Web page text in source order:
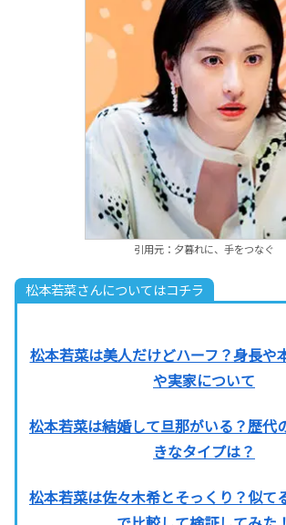
引用元：夕暮れに、手をつなぐ
松本若菜さんについてはコチラ
松本若菜は美人だけどハーフ？身長や
や実家について
松本若菜は結婚して旦那がいる？歴代
きなタイプは？
松本若菜は佐々木希とそっくり？似て